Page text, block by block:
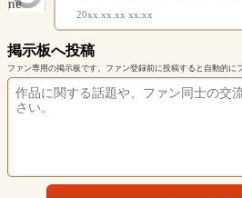
20xx.xx.xx xx:xx
掲示板へ投稿
ファン専用の掲示板です。ファン登録前に投稿すると自動的に